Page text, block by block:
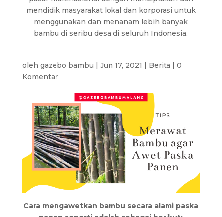
mendidik masyarakat lokal dan korporasi untuk
menggunakan dan menanam lebih banyak
bambu di seribu desa di seluruh Indonesia.
oleh gazebo bambu | Jun 17, 2021 | Berita | 0
Komentar
Cara mengawetkan bambu secara alami paska